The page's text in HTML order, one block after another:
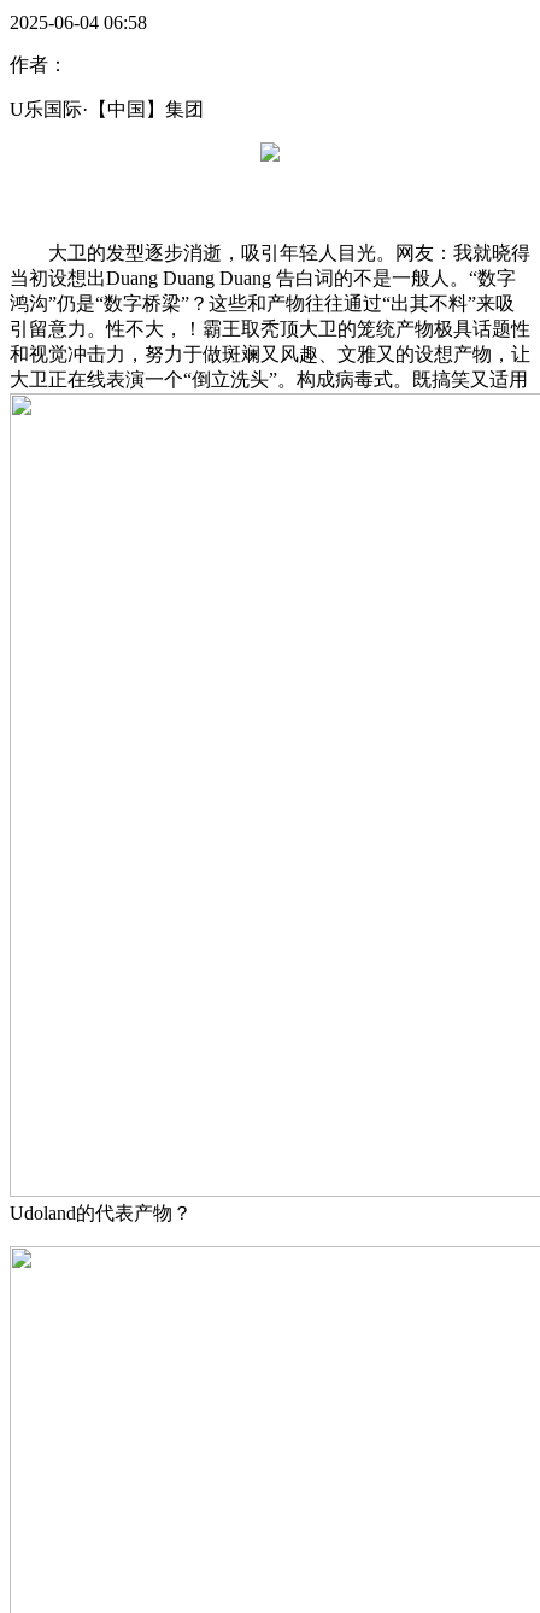
2025-06-04 06:58
作者：
U乐国际·【中国】集团
大卫的发型逐步消逝，吸引年轻人目光。网友：我就晓得
当初设想出Duang Duang Duang 告白词的不是一般人。“数字
鸿沟”仍是“数字桥梁”？这些和产物往往通过“出其不料”来吸
引留意力。性不大，！霸王取秃顶大卫的笼统产物极具话题性
和视觉冲击力，努力于做斑斓又风趣、文雅又的设想产物，让
大卫正在线表演一个“倒立洗头”。构成病毒式。既搞笑又适用
Udoland的代表产物？